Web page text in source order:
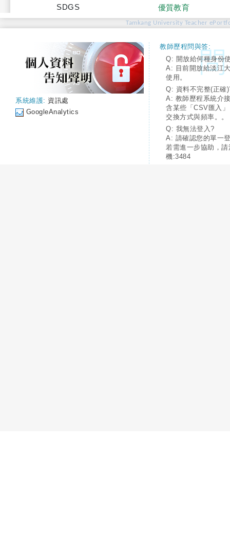
SDGS 優質教育
Tamkang University Teacher
系統維護: 資訊處
GoogleAnalytics
教師歷程問與答:
Q: 開放給何種身份
A: 目前開放給淡江
使用。
Q: 資料不完整(正確
A: 教師歷程系統介
含某些「CSV匯入
交換方式與頻率。。
Q: 我無法登入?
A: 請確認您的單一
若需進一步協助，
機:3484